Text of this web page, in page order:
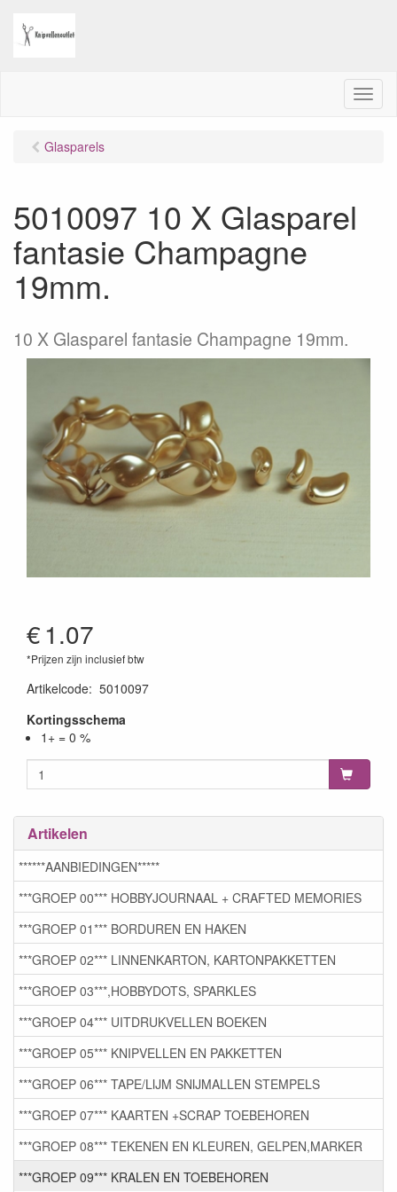
M
e
Glasparels
5010097 10 X Glasparel
fantasie Champagne
19mm.
10 X Glasparel fantasie Champagne 19mm.
€1.07
*Prijzen zijn inclusief btw
Artikelcode: 5010097
Kortingsschema
1+ = 0 %
Artikelen
******AANBIEDINGEN*****
***GROEP 00*** HOBBYJOURNAAL + CRAFTED MEMORIES
***GROEP 01*** BORDUREN EN HAKEN
***GROEP 02*** LINNENKARTON, KARTONPAKKETTEN
***GROEP 03***,HOBBYDOTS, SPARKLES
***GROEP 04*** UITDRUKVELLEN BOEKEN
***GROEP 05*** KNIPVELLEN EN PAKKETTEN
***GROEP 06*** TAPE/LIJM SNIJMALLEN STEMPELS
***GROEP 07*** KAARTEN +SCRAP TOEBEHOREN
***GROEP 08*** TEKENEN EN KLEUREN, GELPEN,MARKER
***GROEP 09*** KRALEN EN TOEBEHOREN